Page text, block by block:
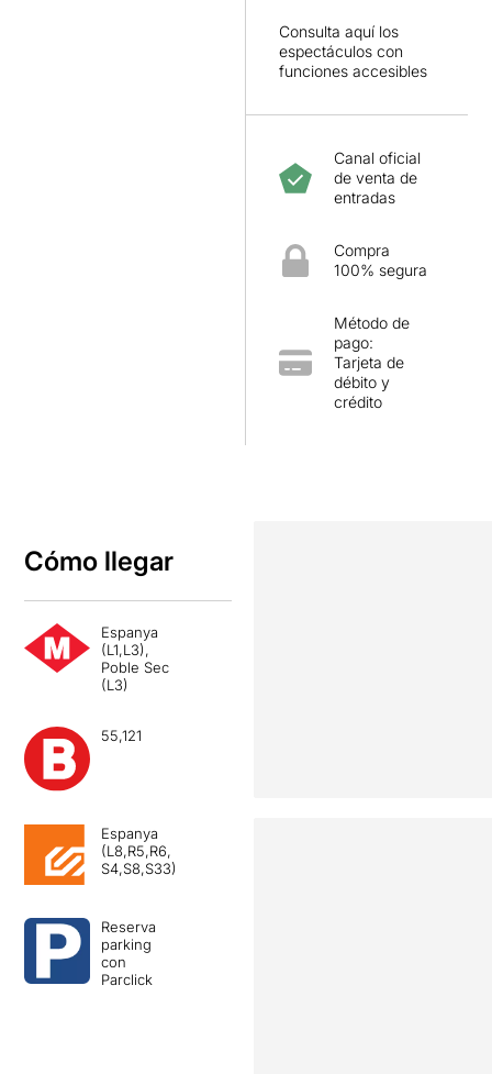
Consulta aquí los
espectáculos con
funciones accesibles
Canal oficial
de venta de
entradas
Compra
100% segura
Método de
pago:
Tarjeta de
débito y
crédito
Cómo llegar
Espanya
(L1,L3),
Poble Sec
(L3)
55,121
Espanya
(L8,R5,R6,
S4,S8,S33)
Reserva
parking
con
Parclick